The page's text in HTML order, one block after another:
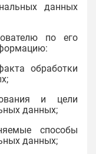
данных
по его
обработки
и цели
данных;
способы
данных;